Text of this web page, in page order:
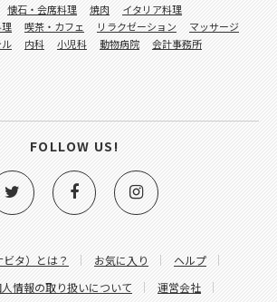
ビタ）とは？ お気に入り
ヘルプ
情報の取り扱いについて
運営会社
懐石・会席料理 焼肉
イタリア料理
喫茶・カフェ リラクゼーション
マッサージ
内科 小児科 動物病院
会計事務所
FOLLOW US!